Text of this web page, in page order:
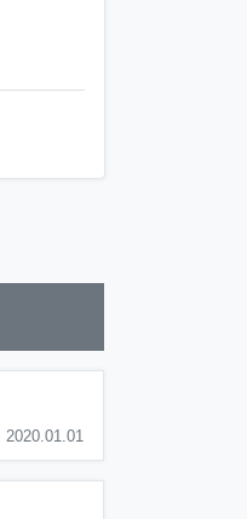
2020.01.01